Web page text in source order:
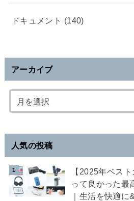
ドキュメント (140)
アーカイブ
人気の投稿
【2025年ベス
って良かった最
｜生活を快適に